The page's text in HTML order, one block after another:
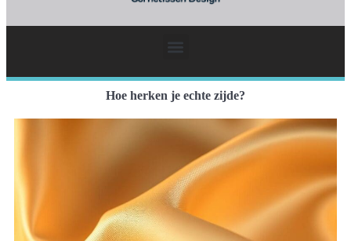
Hoe herken je echte zijde?